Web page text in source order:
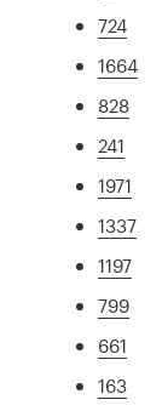
724
1664
828
241
1971
1337
1197
799
661
163